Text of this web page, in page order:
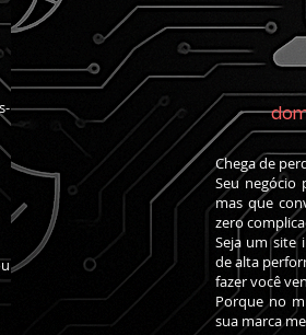
Chega de
Seu negócio
mas que
zero
Seja um site
de alta
fazer você
Porque no
sua marca